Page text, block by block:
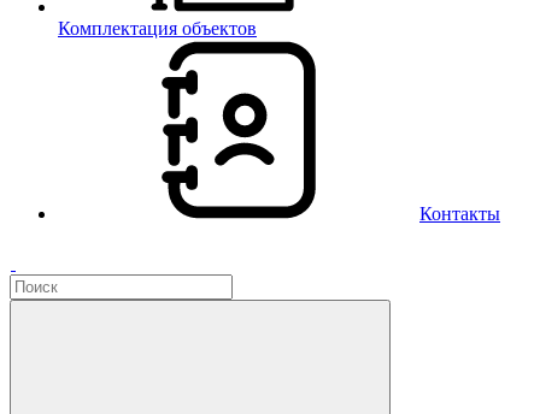
Комплектация объектов
Контакты